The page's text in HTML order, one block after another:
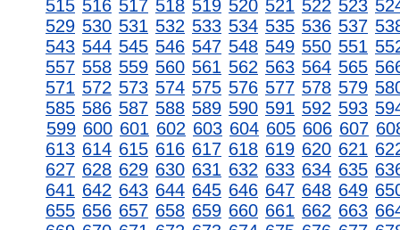
515 516 517 518 519 520 521 522 523
529 530 531 532 533 534 535 536 537
543 544 545 546 547 548 549 550 551
557 558 559 560 561 562 563 564 565
571 572 573 574 575 576 577 578 579
585 586 587 588 589 590 591 592 593
599 600 601 602 603 604 605 606 607
613 614 615 616 617 618 619 620 621
627 628 629 630 631 632 633 634 635
641 642 643 644 645 646 647 648 649
655 656 657 658 659 660 661 662 663